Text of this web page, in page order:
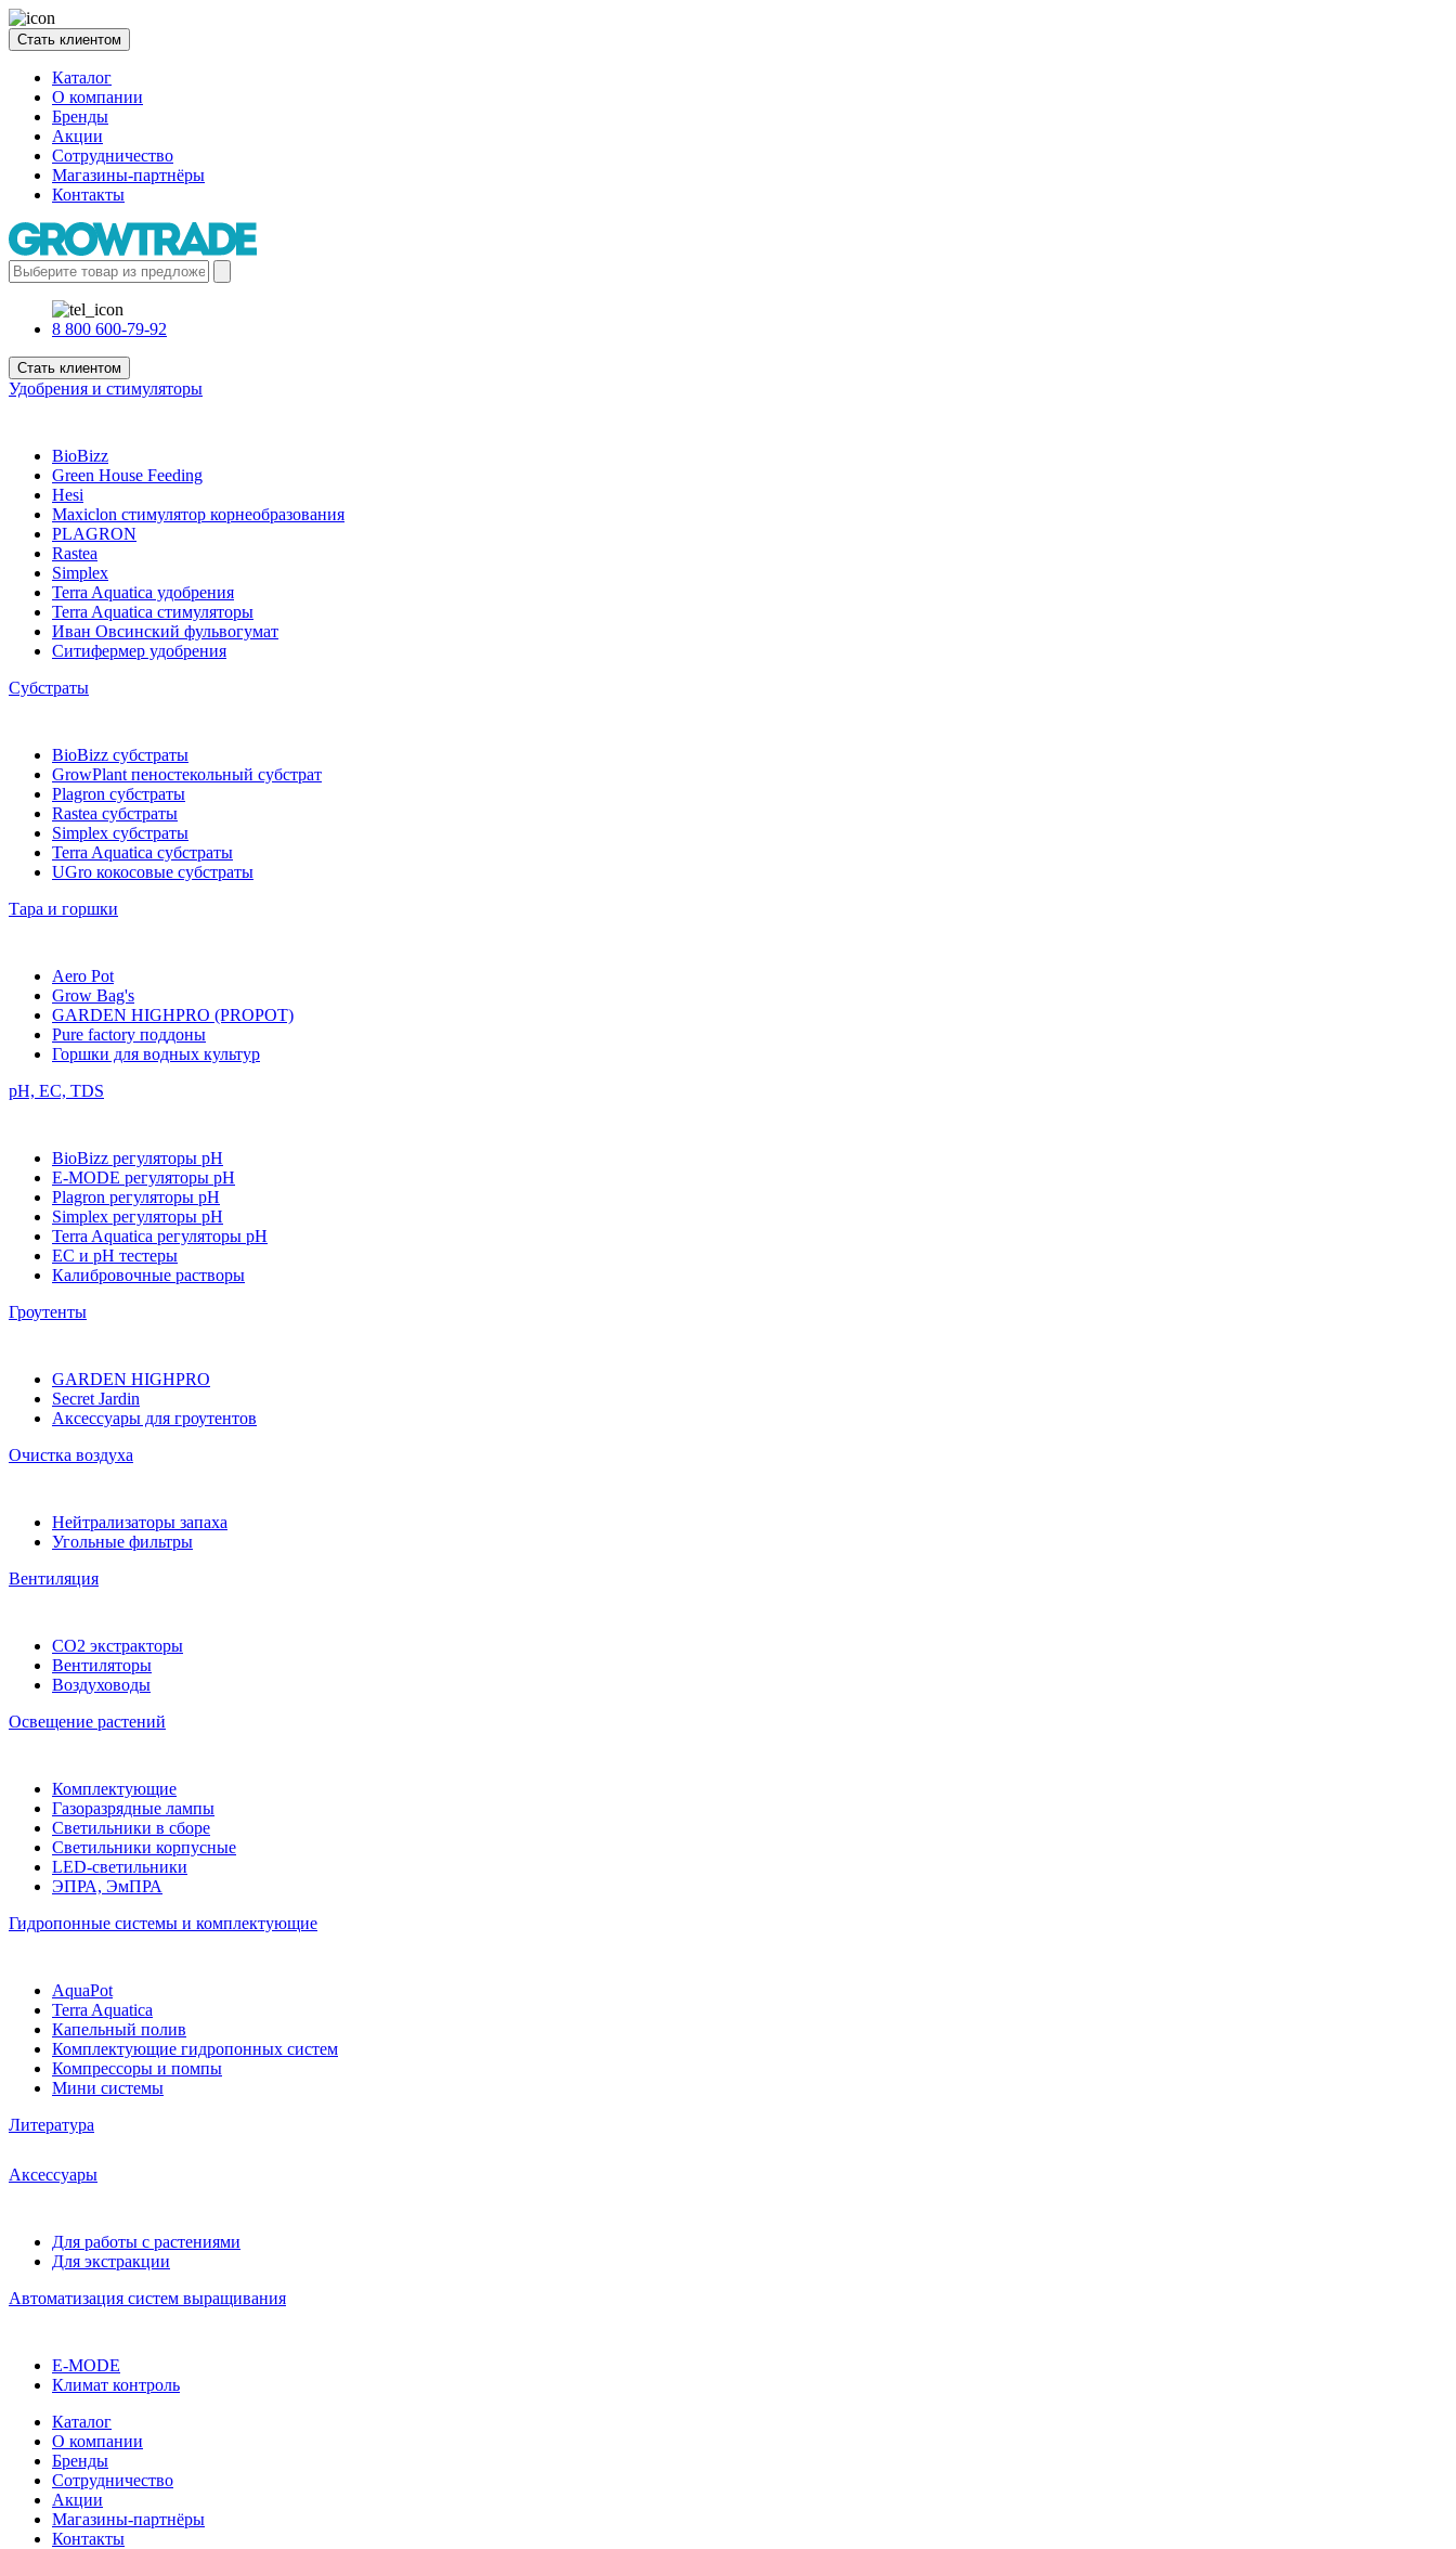
Стать клиентом
Каталог
О компании
Бренды
Акции
Сотрудничество
Магазины-партнёры
Контакты
8 800 600-79-92
Стать клиентом
Удобрения и стимуляторы
BioBizz
Green House Feeding
Hesi
Maxiclon стимулятор корнеобразования
PLAGRON
Rastea
Simplex
Terra Aquatica удобрения
Terra Aquatica стимуляторы
Иван Овсинский фульвогумат
Ситифермер удобрения
Субстраты
BioBizz cубстраты
GrowPlant пеностекольный субстрат
Plagron cубстраты
Rastea cубстраты
Simplex cубстраты
Terra Aquatica cубстраты
UGro кокосовые субстраты
Тара и горшки
Aero Pot
Grow Bag's
GARDEN HIGHPRO (PROPOT)
Pure factory поддоны
Горшки для водных культур
pH, EC, TDS
BioBizz регуляторы pH
E-MODE регуляторы pH
Plagron регуляторы pH
Simplex регуляторы pH
Terra Aquatica регуляторы pH
EC и pH тестеры
Калибровочные растворы
Гроутенты
GARDEN HIGHPRO
Secret Jardin
Аксессуары для гроутентов
Очистка воздуха
Нейтрализаторы запаха
Угольные фильтры
Вентиляция
CO2 экстракторы
Вентиляторы
Воздуховоды
Освещение растений
Комплектующие
Газоразрядные лампы
Светильники в сборе
Светильники корпусные
LED-светильники
ЭПРА, ЭмПРА
Гидропонные системы и комплектующие
AquaPot
Terra Aquatica
Капельный полив
Комплектующие гидропонных систем
Компрессоры и помпы
Мини системы
Литература
Аксессуары
Для работы с растениями
Для экстракции
Автоматизация систем выращивания
E-MODE
Климат контроль
Каталог
О компании
Бренды
Сотрудничество
Акции
Магазины-партнёры
Контакты